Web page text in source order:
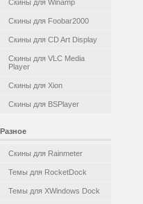
Скины для Winamp
Скины для Foobar2000
Скины для CD Art Display
Скины для VLC Media
Player
Скины для Xion
Скины для BSPlayer
Разное
Скины для Rainmeter
Темы для RocketDock
Темы для XWindows Dock